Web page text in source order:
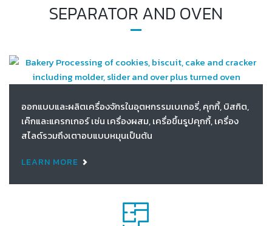
SEPARATOR AND OVEN
ออกแบบและผลิตเครื่องจักรในอุตหกรรมเบเกอรี่, คุกกี้, บิสกิต,
เค๊กและแครกเกอร์ เช่น เครื่องผสม, เครื่อขึ้นรูปคุกกี้, เครื่อง
สไลด์รวมถึงเตาอบแบบหมุนเป็นต้น
LEARN MORE